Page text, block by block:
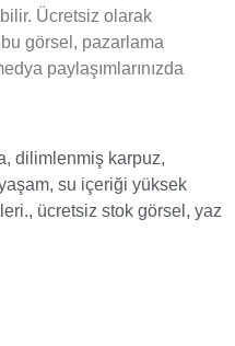
Ücretsiz olarak
görsel, pazarlama
paylaşımlarınızda
, dilimlenmiş karpuz,
, su içeriği yüksek
, ücretsiz stok görsel , yaz